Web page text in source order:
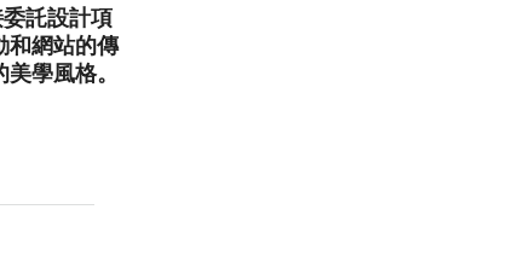
託設計項
和網站的傳
學風格。